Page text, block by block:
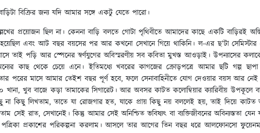
বিক্রির জন্য যদি আমার সঙ্গে একটু যেতে পারো।
প্রয়োজন ছিল না। কেননা বাড়ি বলতে গোটা পৃথিবীতে আমাদের কাছে একটি বাড়িরই
এবং আট বছর বয়সের পর আর কখনো সেখানে গিয়ে থাকিনি। ল-এর ছ’টা
তাই পড়ি আর স্পেনের স্বর্ণযুগের অবিস্মরণীয় সব কবিতা মুখস্ত আওড়াই। উপন্যাসের
কাছ থেকে চেয়ে এনে। ইতিমধ্যে খবরের কাগজের ক্রোড়পত্রে আমার ছটি গল্প
পরের মাসে আমার তেইশ বছর পূর্ণ হবে, ফলে সেনাবাহিনীতে যোগ দেওয়ার বয়স আর
খানা, খুব বাজে কড়া তামাকের সিগারেট। আর অবসর কাটত কলোম্বিয়ার ক্যারিবীয় উপকূলে
না কিছু লিখতাম, তাতে যা রোজগার হত, যাকে প্রায় কিছু নয় বললেই হয়, তাই দিয়ে কাটত
সেই রাত, সেখানেই। কিন্তু আমার সেই অনিশ্চিত ভবিষ্যৎ বা ব্যক্তিজীবনের অবিন্যস্ততা
প্রকাশের পরিকল্পনা করলাম। আসলে তার আগের তিন বছর ধরে আলফোনসো